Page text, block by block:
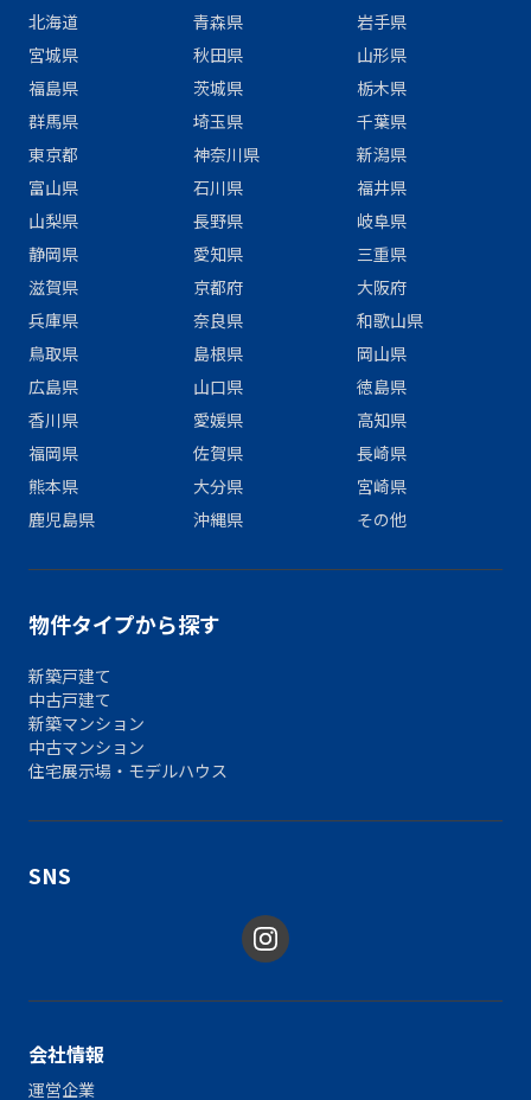
北海道 青森県
岩手県
宮城県
秋田県
山形県
福島県
茨城県
栃木県
群馬県
埼玉県
千葉県
東京都
神奈川県
新潟県
富山県
石川県
福井県
山梨県
長野県
岐阜県
静岡県
愛知県
三重県
滋賀県
京都府
大阪府
兵庫県
奈良県
和歌山県
鳥取県
島根県
岡山県
広島県
山口県
徳島県
香川県
愛媛県
高知県
福岡県
佐賀県
長崎県
熊本県
大分県
宮崎県
鹿児島県
沖縄県 その他
物件タイプから探す
新築戸建て
中古戸建て
新築マンション
中古マンション
住宅展示場・モデルハウス
SNS
会社情報
運営企業